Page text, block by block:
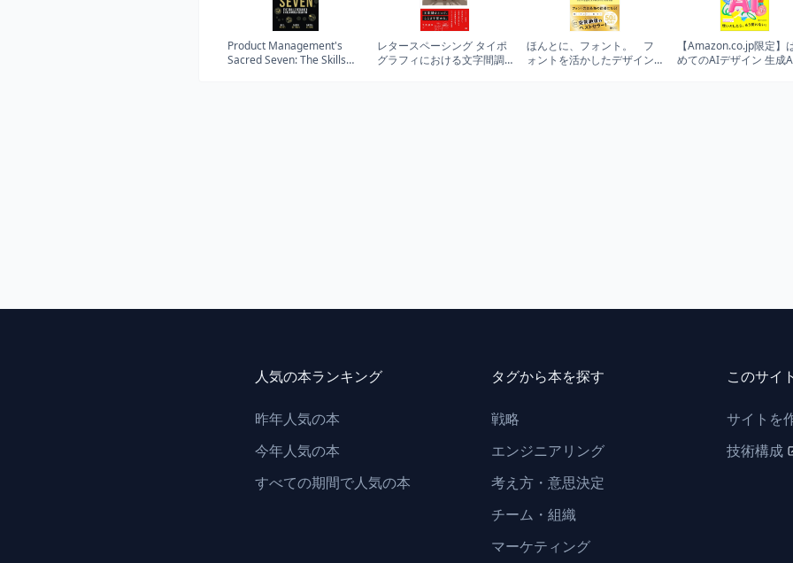
Product Management's
Sacred Seven: The Skills
レタースペーシング タイポ
グラフィにおける文字間調
ほんとに、フォント。 フ
ォントを活かしたデザイン
【Amazon.co.jp限定】
めてのAIデザイン 生成
人気の本ランキング
昨年人気の本
今年人気の本
すべての期間で人気の本
タグから本を探す
戦略
エンジニアリング
考え方・意思決定
チーム・組織
マーケティング
このサイ
サイトを
技術構成